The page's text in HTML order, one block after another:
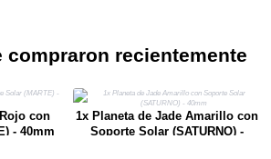
compraron recientemente
con
- 40mm
1x Planeta de Jade Amarillo con
Soporte Solar (SATURNO) -